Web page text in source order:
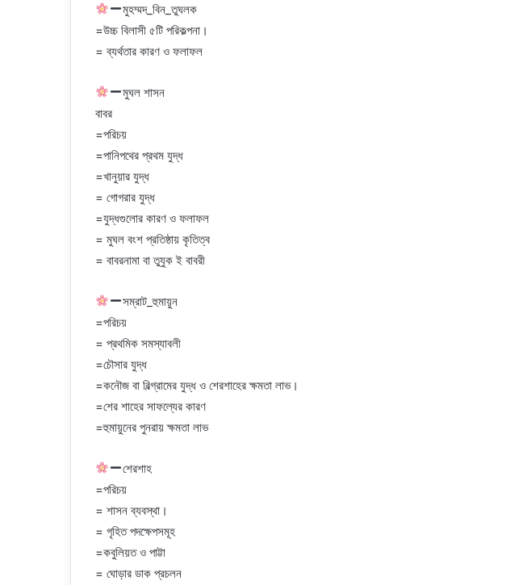
মুহম্মদ_বিন_তুঘলক
=উচ্চ বিলাসী ৫টি পরিকল্পনা।
= ব্যর্থতার কারণ ও ফলাফল
মুঘল শাসন
বাবর
=পরিচয়
=পানিপথের প্রথম যুদ্ধ
=খানুয়ার যুদ্ধ
= গোগরার যুদ্ধ
=যুদ্ধগুলোর কারণ ও ফলাফল
= মুঘল বংশ প্রতিষ্ঠায় কৃতিত্ব
= বাবরনামা বা তুযুক ই বাবরী
সম্রাট_হুমায়ুন
=পরিচয়
= প্রথমিক সমস্যাবলী
=চৌসার যুদ্ধ
=কনৌজ বা বিল্গ্রামের যুদ্ধ ও শেরশাহের ক্ষমতা লাভ।
=শের শাহের সাফল্যের কারণ
=হুমায়ুনের পুনরায় ক্ষমতা লাভ
শেরশাহ
=পরিচয়
= শাসন ব্যবস্থা।
= গৃহিত পদক্ষেপসমূহ
=কবুলিয়ত ও পাট্টা
= ঘোড়ার ডাক প্রচলন